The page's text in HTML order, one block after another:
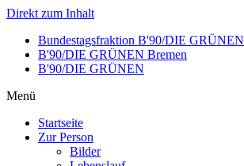
Direkt zum Inhalt
Bundestagsfraktion B'90/DIE GRÜNEN
B'90/DIE GRÜNEN Bremen
B'90/DIE GRÜNEN
Menü
Startseite
Zur Person
Bilder